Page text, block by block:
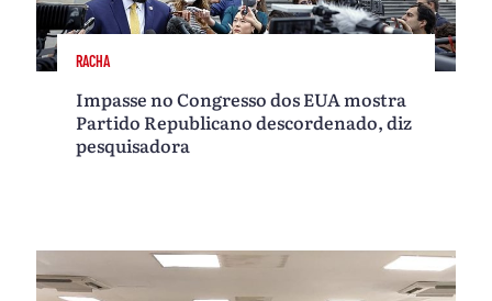
RACHA
Impasse no Congresso dos EUA mostra
Partido Republicano descordenado, diz
pesquisadora